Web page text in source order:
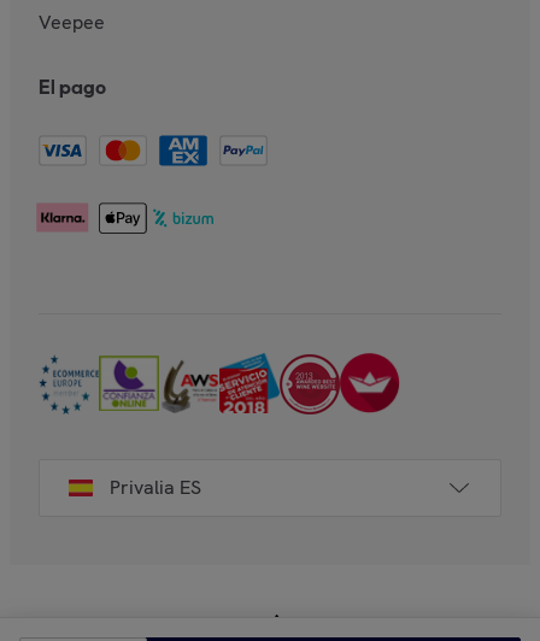
Veepee
El pago
Privalia ES